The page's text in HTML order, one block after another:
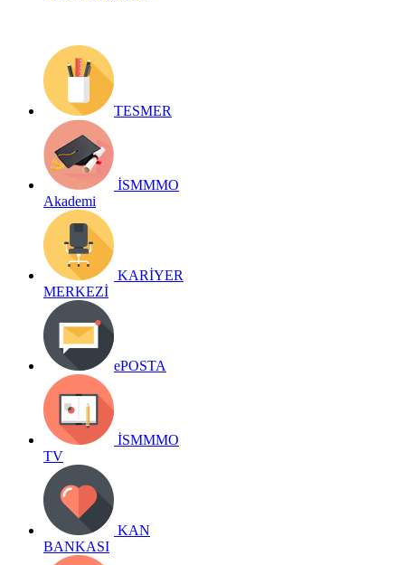
TESMER
İSMMMO
Akademi
KARİYER
MERKEZİ
ePOSTA
İSMMMO
TV
KAN
BANKASI